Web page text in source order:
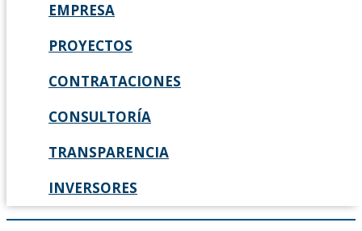
EMPRESA
PROYECTOS
CONTRATACIONES
CONSULTORÍA
TRANSPARENCIA
INVERSORES